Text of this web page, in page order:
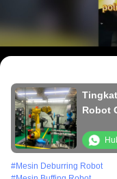
Robot
#Mesin Deburring Robot